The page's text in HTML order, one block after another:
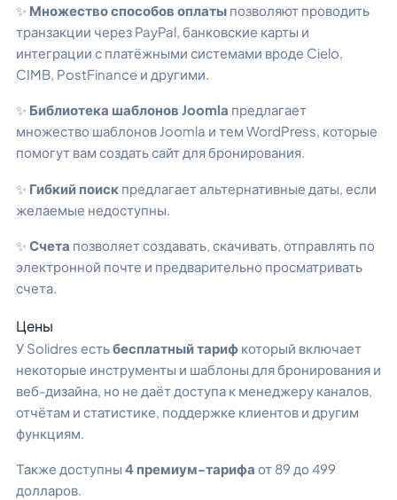
✨ Множество способов оплаты позволяют проводить
транзакции через PayPal, банковские карты и
интеграции с платёжными системами вроде Cielo,
CIMB, PostFinance и другими.
✨ Библиотека шаблонов Joomla предлагает
множество шаблонов Joomla и тем WordPress, которые
помогут вам создать сайт для бронирования.
✨ Гибкий поиск предлагает альтернативные даты, если
желаемые недоступны.
✨Счета позволяет создавать, скачивать, отправлять по
электронной почте и предварительно просматривать
счета.
Цены
У Solidres естьбесплатный тариф который включает
некоторые инструменты и шаблоны для бронирования и
веб-дизайна, но не даёт доступа к менеджеру каналов,
отчётам и статистике, поддержке клиентов и другим
функциям.
Также доступны 4 премиум-тарифа от 89 до 499
долларов.